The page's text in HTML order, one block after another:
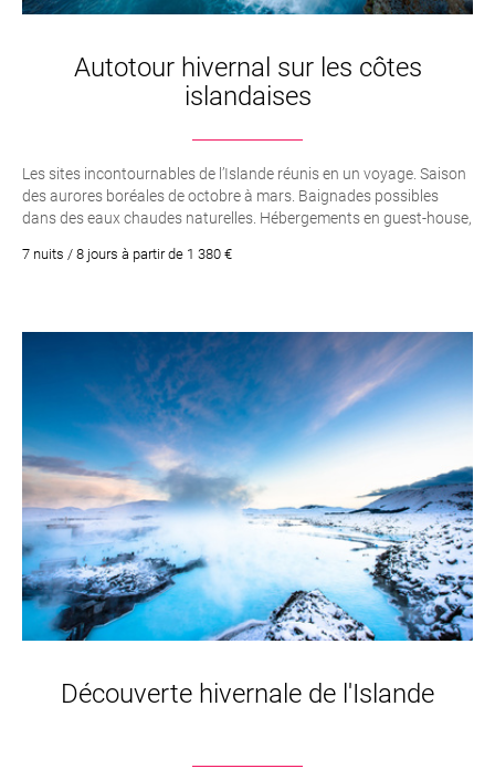
Autotour hivernal sur les côtes
islandaises
Les sites incontournables de l’Islande réunis en un voyage. Saison
des aurores boréales de octobre à mars. Baignades possibles
dans des eaux chaudes naturelles. Hébergements en guest-house,
7 nuits / 8 jours à partir de 1 380 €
Découverte hivernale de l'Islande